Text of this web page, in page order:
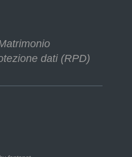
dati (RPD)